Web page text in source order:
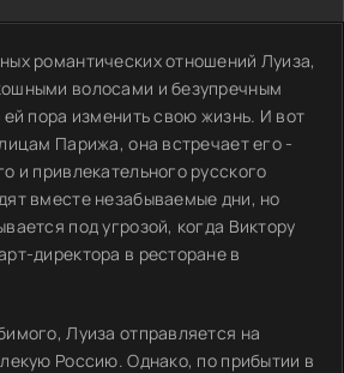
романтических отношений Луиза,
волосами и безупречным
пора изменить свою жизнь. И вот
Парижа, она встречает его -
и привлекательного русского
вместе незабываемые дни, но
под угрозой, когда Виктору
директора в ресторане в
Луиза отправляется на
Россию. Однако, по прибытии в